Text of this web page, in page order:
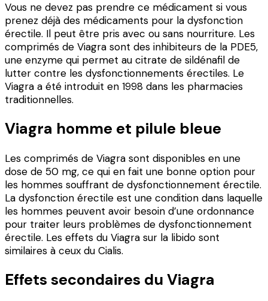
Vous ne devez pas prendre ce médicament si vous
prenez déjà des médicaments pour la dysfonction
érectile. Il peut être pris avec ou sans nourriture. Les
comprimés de Viagra sont des inhibiteurs de la PDE5,
une enzyme qui permet au citrate de sildénafil de
lutter contre les dysfonctionnements érectiles. Le
Viagra a été introduit en 1998 dans les pharmacies
traditionnelles.
Viagra homme et pilule bleue
Les comprimés de Viagra sont disponibles en une
dose de 50 mg, ce qui en fait une bonne option pour
les hommes souffrant de dysfonctionnement érectile.
La dysfonction érectile est une condition dans laquelle
les hommes peuvent avoir besoin d’une ordonnance
pour traiter leurs problèmes de dysfonctionnement
érectile. Les effets du Viagra sur la libido sont
similaires à ceux du Cialis.
Effets secondaires du Viagra